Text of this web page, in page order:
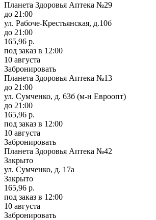
Планета Здоровья Аптека №29
до 21:00
ул. Рабоче-Крестьянская, д.10б
до 21:00
165,96 р.
под заказ в 12:00
10 августа
Забронировать
Планета Здоровья Аптека №13
до 21:00
ул. Сумченко, д. 63б (м-н Евроопт)
до 21:00
165,96 р.
под заказ в 12:00
10 августа
Забронировать
Планета Здоровья Аптека №42
Закрыто
ул. Сумченко, д. 17а
Закрыто
165,96 р.
под заказ в 12:00
10 августа
Забронировать